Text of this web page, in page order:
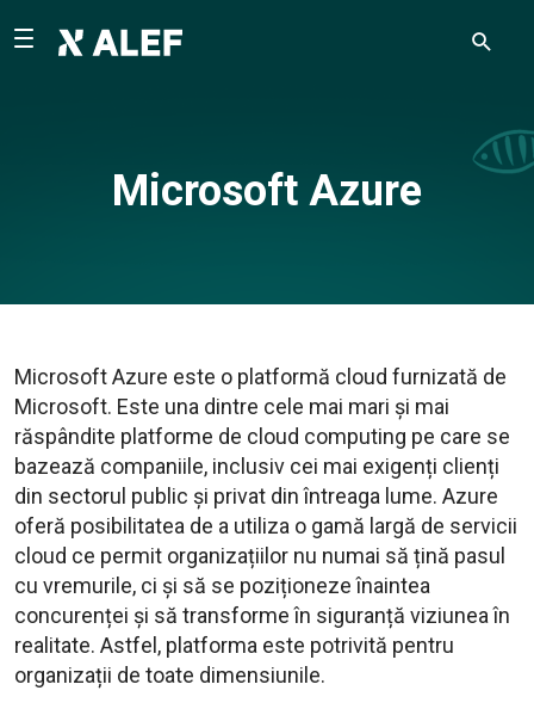
Microsoft Azure
Microsoft Azure este o platformă cloud furnizată de
Microsoft. Este una dintre cele mai mari și mai
răspândite platforme de cloud computing pe care se
bazează companiile, inclusiv cei mai exigenți clienți
din sectorul public și privat din întreaga lume. Azure
oferă posibilitatea de a utiliza o gamă largă de servicii
cloud ce permit organizațiilor nu numai să țină pasul
cu vremurile, ci și să se poziționeze înaintea
concurenței și să transforme în siguranță viziunea în
realitate. Astfel, platforma este potrivită pentru
organizații de toate dimensiunile.